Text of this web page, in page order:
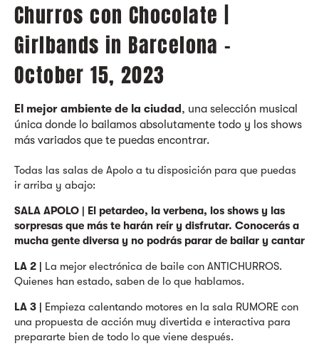
Churros con Chocolate |
Girlbands in Barcelona -
October 15, 2023
El mejor ambiente de la ciudad , una selección musical
única donde lo bailamos absolutamente todo y los shows
más variados que te puedas encontrar.
Todas las salas de Apolo a tu disposición para que puedas
ir arriba y abajo:
SALA APOLO | El petardeo, la verbena, los shows y las
sorpresas que más te harán reír y disfrutar. Conocerás a
mucha gente diversa y no podrás parar de bailar y cantar
LA 2 | La mejor electrónica de baile con ANTICHURROS.
Quienes han estado, saben de lo que hablamos.
LA 3 | Empieza calentando motores en la sala RUMORE con
una propuesta de acción muy divertida e interactiva para
prepararte bien de todo lo que viene después.